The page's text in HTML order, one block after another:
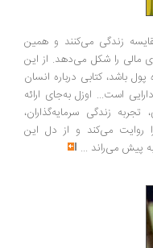
می‌کنند و همین
را شکل می‌دهد. از این
کتابی درباره انسان
اوزل به‌جای ارائه
سرمایه‌گذاران،
می‌کند و از دل این
می‌راند...